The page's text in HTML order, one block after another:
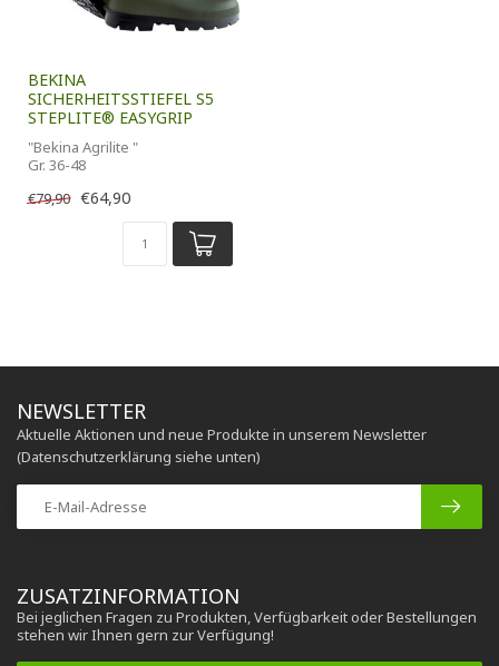
BEKINA
SICHERHEITSSTIEFEL S5
STEPLITE® EASYGRIP
"Bekina Agrilite "
Gr. 36-48
€79,90 €64,90
ZUSATZINFORMATION
Bei jeglichen Fragen zu Produkten, Verfügbarkeit oder Bestellungen
stehen wir Ihnen gern zur Verfügung!
NEWSLETTER
Aktuelle Aktionen und neue Produkte in unserem Newsletter
(Datenschutzerklärung siehe unten)